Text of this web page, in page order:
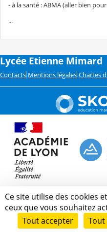
- à la santé : ABMA (aller bien
...
Lycée Etienne Mimard
Contacts Mentions légales Chartes
Ce site utilise des cookies
ceux que vous souhaitez
Tout accepter